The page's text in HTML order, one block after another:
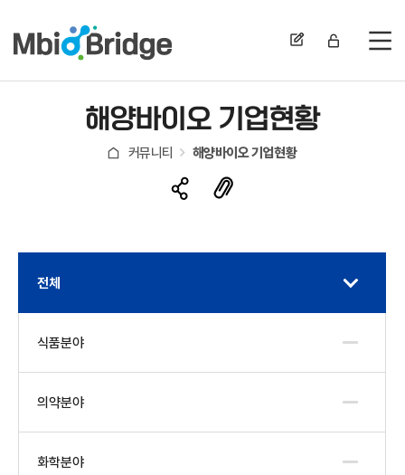
전
해양바이오 기업현황
커뮤니티 해양바이오 기업현황
전체
식품분야
의약분야
화학분야